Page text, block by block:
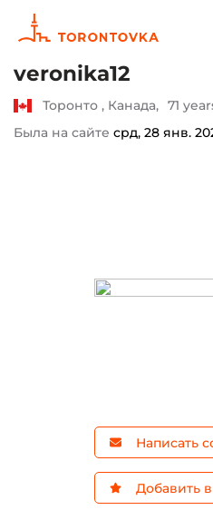
veronika12
Торонто , Канада, 71
Была на сайте срд, 28 янв.
Написать
Добавить